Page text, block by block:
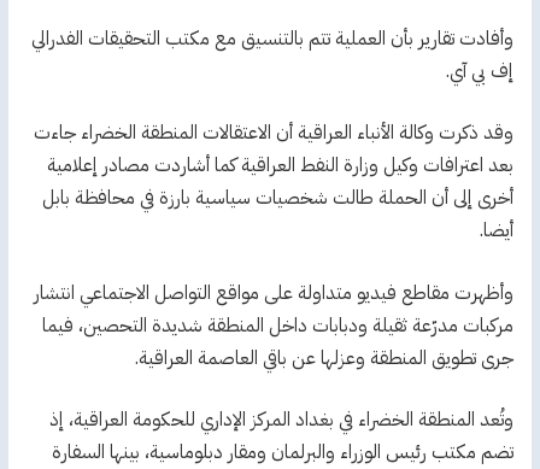
وأفادت تقارير بأن العملية تتم بالتنسيق مع مكتب التحقيقات الفدرالي
إف بي آي.
وقد ذكرت وكالة الأنباء العراقية أن الاعتقالات المنطقة الخضراء جاءت
بعد اعترافات وكيل وزارة النفط العراقية كما أشاردت مصادر إعلامية
أخرى إلى أن الحملة طالت شخصيات سياسية بارزة في محافظة بابل
أيضا.
وأظهرت مقاطع فيديو متداولة على مواقع التواصل الاجتماعي انتشار
مركبات مدرّعة ثقيلة ودبابات داخل المنطقة شديدة التحصين، فيما
جرى تطويق المنطقة وعزلها عن باقي العاصمة العراقية.
وتُعد المنطقة الخضراء في بغداد المركز الإداري للحكومة العراقية، إذ
تضم مكتب رئيس الوزراء والبرلمان ومقار دبلوماسية، بينها السفارة